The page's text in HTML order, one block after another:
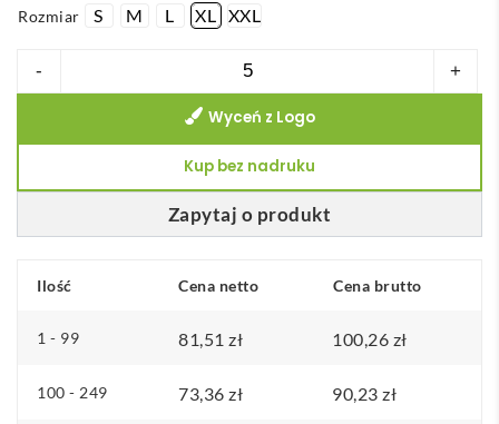
Rozmiar S M L XL XXL
-
THC
męska
rękawem.
biały
+
Zapytaj o produkt
Wyceń z Logo
Kup bez nadruku
Ilość Cena netto Cena brutto
1 - 99 81,51 zł 100,26 zł
100 - 249 73,36 zł 90,23 zł